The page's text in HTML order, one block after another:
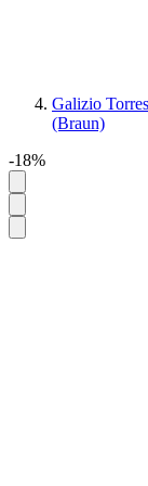
Galizio
(Braun)
-18%